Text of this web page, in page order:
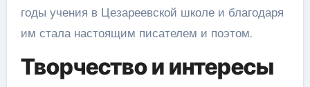
годы учения в Цезареевской школе и благодаря
им стала настоящим писателем и поэтом.
Творчество и интересы